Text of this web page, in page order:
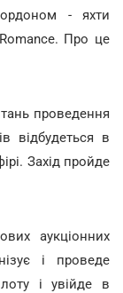
- яхти
Про це
проведення
відбудеться в
Захід пройде
аукціонних
і проведе
і увійде в